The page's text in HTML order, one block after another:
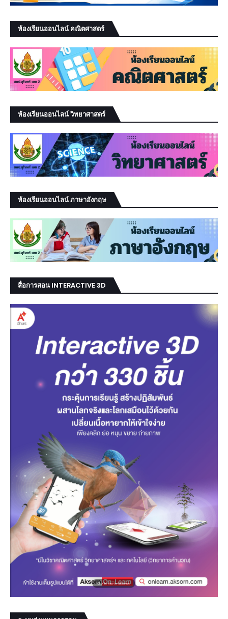
ห้องเรียนออนไลน์ คณิตศาสตร์
ห้องเรียนออนไลน์ วิทยาศาสตร์
ห้องเรียนออนไลน์ ภาษาอังกฤษ
สื่อการสอน INTERACTIVE 3D